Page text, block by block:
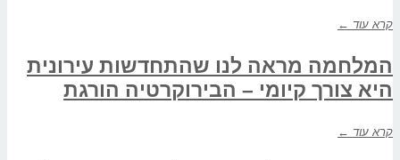
קרא עוד ←
המלחמה מראה לנו שהתחדשות עירונית
היא צורך קיומי – הבירוקרטיה הורגת
קרא עוד ←